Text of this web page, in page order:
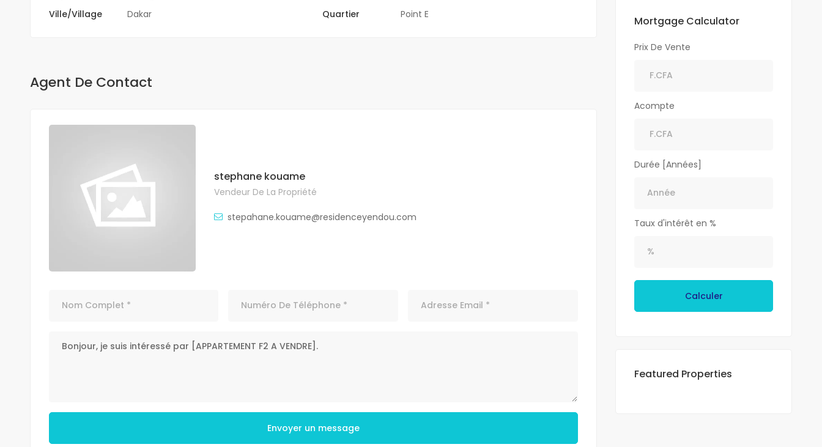
Ville/Village
Dakar Quartier Point E
Agent De Contact
stephane kouame
Vendeur De La Propriété
stepahane.kouame@residenceyendou.com
Envoyer un message
Mortgage Calculator
Prix De Vente
Acompte
Durée [Années]
Taux d'intérêt en %
Calculer
Featured Properties